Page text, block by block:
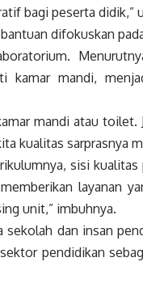
bagi peserta didik,”
difokuskan
kamar mandi,
mandi atau toilet.
kualitas sarprasnya
sisi
layanan
unit,” imbuhnya.
sekolah dan insan
pendidikan